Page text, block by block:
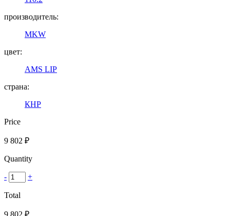
производитель:
MKW
цвет:
AMS LIP
страна:
КНР
Price
9 802 ₽
Quantity
- +
Total
9 802 ₽